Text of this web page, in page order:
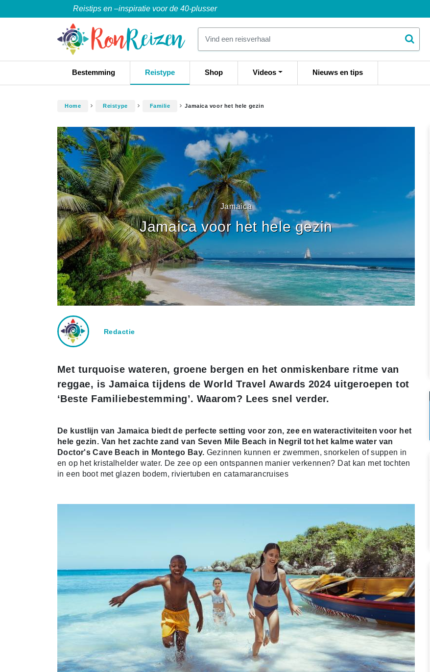
Reistips en –inspiratie voor de 40-plusser
Bestemming Reistype Shop Videos Nieuws en tips
Home Reistype Familie Jamaica voor het hele gezin
Jamaica
Jamaica voor het hele gezin
Redactie
Met turquoise wateren, groene bergen en het onmiskenbare ritme van
reggae, is Jamaica tijdens de World Travel Awards 2024 uitgeroepen tot
‘Beste Familiebestemming’. Waarom? Lees snel verder.
De kustlijn van Jamaica biedt de perfecte setting voor zon, zee en wateractiviteiten voor het
hele gezin. Van het zachte zand van Seven Mile Beach in Negril tot het kalme water van
Doctor's Cave Beach in Montego Bay. Gezinnen kunnen er zwemmen, snorkelen of suppen in
en op het kristalhelder water. De zee op een ontspannen manier verkennen? Dat kan met tochten
in een boot met glazen bodem, riviertuben en catamarancruises